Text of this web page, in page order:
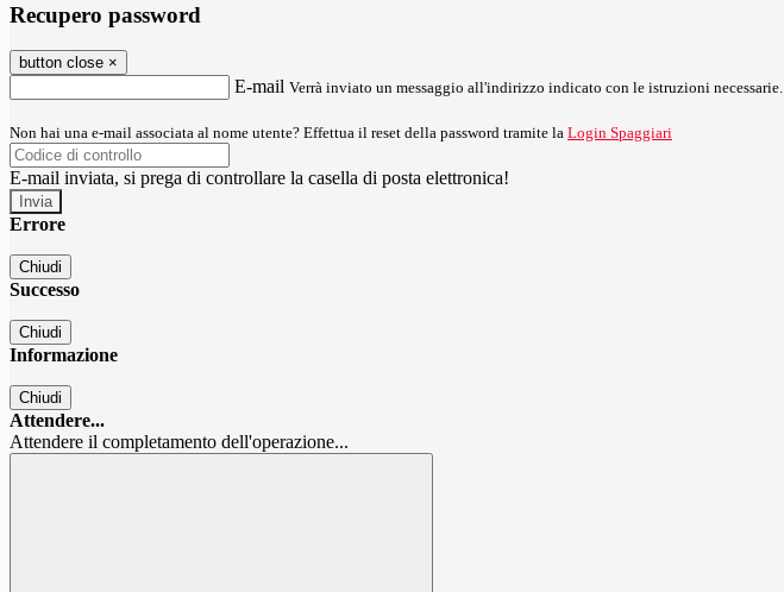
Recupero password
button close ×
E-mail Verrà inviato un messaggio all'indirizzo indicato con le istruzioni necessarie.
Non hai una e-mail associata al nome utente? Effettua il reset della password tramite la Login Spaggiari
E-mail inviata, si prega di controllare la casella di posta elettronica!
Errore
Chiudi
Successo
Chiudi
Informazione
Chiudi
Attendere...
Attendere il completamento dell'operazione...